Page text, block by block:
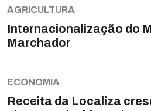
AGRICULTURA
Internacionalização do
Marchador
ECONOMIA
Receita da Localiza